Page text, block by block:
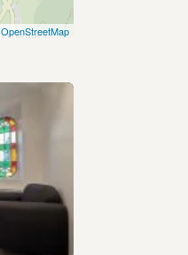
OpenStreetMap